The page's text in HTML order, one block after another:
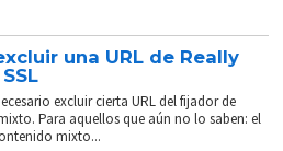
una URL de Really
excluir cierta URL del fijador de
Para aquellos que aún no lo saben: el
mixto...